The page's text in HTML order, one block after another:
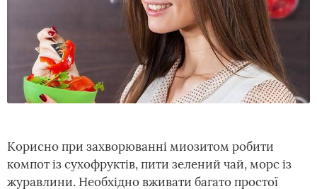
Корисно при захворюванні миозитом робити
компот із сухофруктів, пити зелений чай, морс із
журавлини. Необхідно вживати багато простої